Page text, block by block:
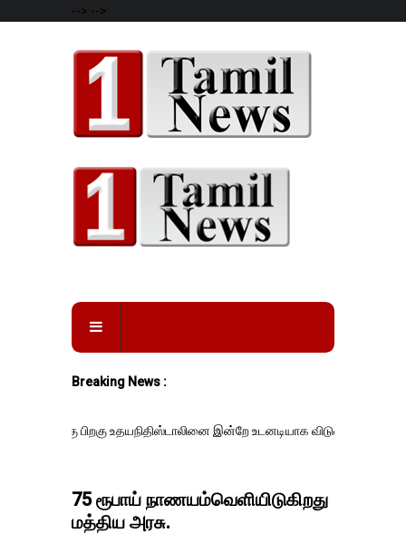
--> -->
Breaking News :
உதயநிதிஸ்டாலினை இன்றே உடனடியாக விடுவிக்கப்பட வேண்.
75 ரூபாய் நாணயம்வெளியிடுகிறது
மத்திய அரசு.